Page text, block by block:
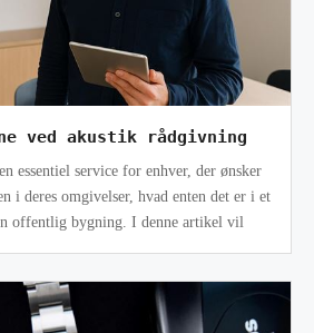
ved akustik rådgivning
essentiel service for enhver, der ønsker
i deres omgivelser, hvad enten det er i et
offentlig bygning. I denne artikel vil